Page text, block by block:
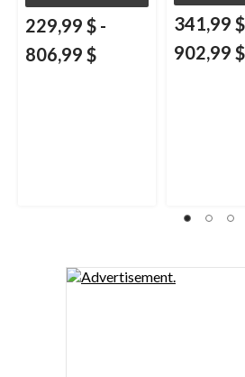
229,99 $ -
806,99 $
341,99 $
902,99 $